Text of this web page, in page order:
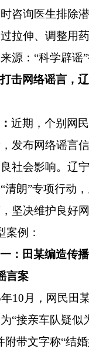
咨询医生排除
拉伸、调整用
源： “科学辟谣
打击网络谣言，
近期，个别网
发布网络谣言
社会影响。辽
“清朗”专项行动
坚决维护良好
案例：
：田某编造传
言案
月，网民田某
“接亲车队疑似
附带文字称“结